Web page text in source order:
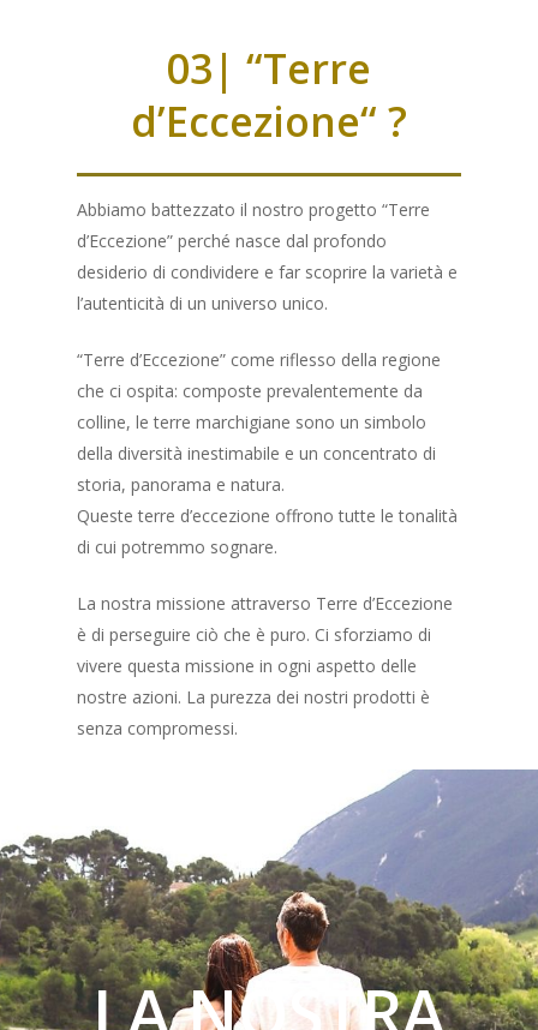
03| “Terre
d’Eccezione“ ?
Abbiamo battezzato il nostro progetto “Terre
d’Eccezione” perché nasce dal profondo
desiderio di condividere e far scoprire la varietà e
l’autenticità di un universo unico.
“Terre d’Eccezione” come riflesso della regione
che ci ospita: composte prevalentemente da
colline, le terre marchigiane sono un simbolo
della diversità inestimabile e un concentrato di
storia, panorama e natura.
Queste terre d’eccezione offrono tutte le tonalità
di cui potremmo sognare.
La nostra missione attraverso Terre d’Eccezione
è di perseguire ciò che è puro. Ci sforziamo di
vivere questa missione in ogni aspetto delle
nostre azioni. La purezza dei nostri prodotti è
senza compromessi.
LA NOSTRA